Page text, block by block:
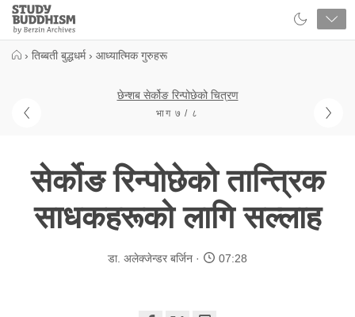
Close
Study
Buddhism
› तिब्बती बुद्धधर्म › आध्यात्मिक गुरुहरू
छेन्शब सेर्कोङ रिन्पोछेको चित्रण
भाग ७ / ८
सेर्कोङ रिन्पोछेको तान्त्रिक
साधकहरूको लागि सल्लाह
डा. अलेक्जेन्डर बर्जिन 07:28